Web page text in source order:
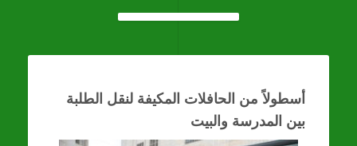
أسطولاً من الحافلات المكيفة لنقل الطلبة
بين المدرسة والبيت